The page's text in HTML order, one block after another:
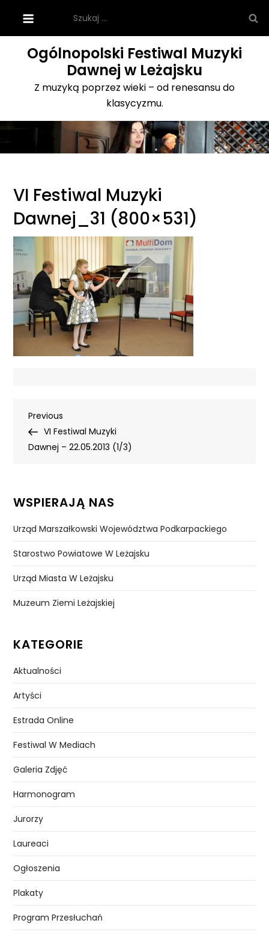
content
Ogólnopolski Festiwal Muzyki
Dawnej w Leżajsku
Z muzyką poprzez wieki – od renesansu do
klasycyzmu.
VI Festiwal Muzyki
Dawnej_31 (800×531)
Nawigacja
wpisu
Previous
Post
Previous
VI Festiwal Muzyki
Dawnej – 22.05.2013 (1/3)
WSPIERAJĄ NAS
Urząd Marszałkowski Województwa Podkarpackiego
Starostwo Powiatowe W Leżajsku
Urząd Miasta W Leżajsku
Muzeum Ziemi Leżajskiej
KATEGORIE
Aktualności
Artyści
Estrada Online
Festiwal W Mediach
Galeria Zdjęć
Harmonogram
Jurorzy
Laureaci
Ogłoszenia
Plakaty
Program Przesłuchań